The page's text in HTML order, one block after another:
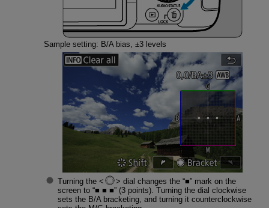
Sample setting: B/A bias, ±3 levels
Turning the
dial changes the “■” mark on the
screen to “■ ■ ■” (3 points). Turning the dial clockwise
sets the B/A bracketing, and turning it counterclockwise